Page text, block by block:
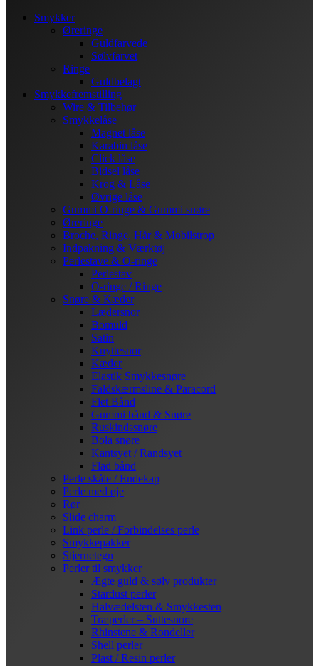
Smykker
Øreringe
Guldfarvede
Sølvfarvet
Ringe
Guldbelagt
Smykkefremstilling
Wire & Tilbehør
Smykkelåse
Magnet låse
Karabin låse
Click låse
Bidsel låse
Krog & Låse
Øvrige låse
Gummi O-ringe & Gummi snøre
Øreringe
Broche, Ringe, Hår & Mobilstrop
Indpakning & Værktøj
Perlestave & O-ringe
Perlestav
O-ringe / Ringe
Snøre & Kæder
Lædersnor
Bomuld
Satin
Knyttesnor
Kæder
Elastik Smykkesnøre
Faldskærmsline & Paracord
Flet Bånd
Gummi bånd & Snøre
Ruskindssnøre
Bola snøre
Kantsyet / Randsyet
Flad bånd
Perle skåle / Endekap
Perle med øje
Rør
Slide charm
Link perle / Forbindelses perle
Smykkepakker
Stjernetegn
Perler til smykker
Ægte guld & sølv produkter
Stardust perler
Halvædelsten & Smykkesten
Træperler – Suttesnore
Rhinstene & Rondeller
Shell perler
Plast / Resin perler